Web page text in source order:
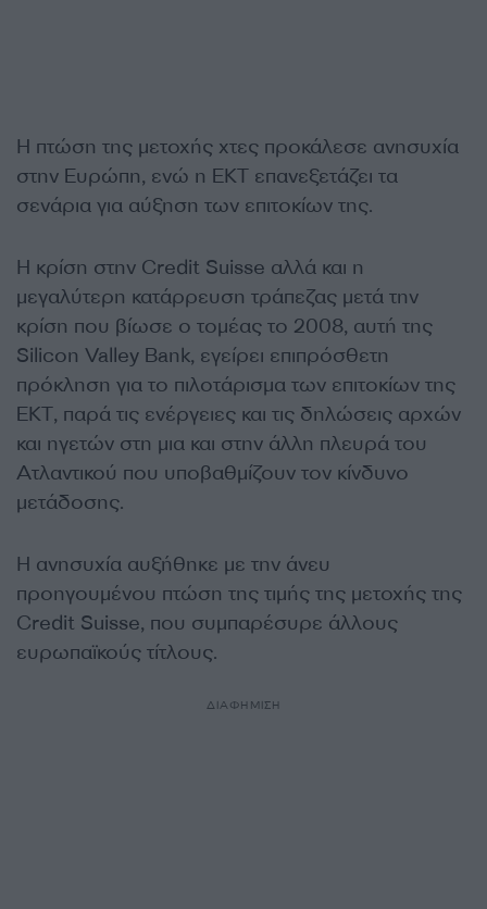
Η πτώση της μετοχής χτες προκάλεσε ανησυχία
στην Ευρώπη, ενώ η ΕΚΤ επανεξετάζει τα
σενάρια για αύξηση των επιτοκίων της.
Η κρίση στην Credit Suisse αλλά και η
μεγαλύτερη κατάρρευση τράπεζας μετά την
κρίση που βίωσε ο τομέας το 2008, αυτή της
Silicon Valley Bank, εγείρει επιπρόσθετη
πρόκληση για το πιλοτάρισμα των επιτοκίων της
ΕΚΤ, παρά τις ενέργειες και τις δηλώσεις αρχών
και ηγετών στη μια και στην άλλη πλευρά του
Ατλαντικού που υποβαθμίζουν τον κίνδυνο
μετάδοσης.
Η ανησυχία αυξήθηκε με την άνευ
προηγουμένου πτώση της τιμής της μετοχής της
Credit Suisse, που συμπαρέσυρε άλλους
ευρωπαϊκούς τίτλους.
ΔΙΑΦΗΜΙΣΗ